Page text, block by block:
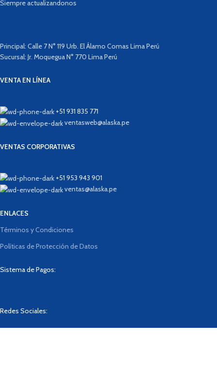
Siempre actualizandonos
Principal: Calle 7 N° 119 Urb. El Álamo Comas Lima Perú
Sucursal: Jr. Moquegua N° 770 Lima Perú
VENTA EN LÍNEA
+51 931 835 771
ventasweb@alaska.pe
VENTAS CORPORATIVAS
+51 953 943 901
ventas@alaska.pe
ENLACES
Términos y Condiciones
Políticas de Protección de Datos
Sistema de Pagos:
Redes Sociales: